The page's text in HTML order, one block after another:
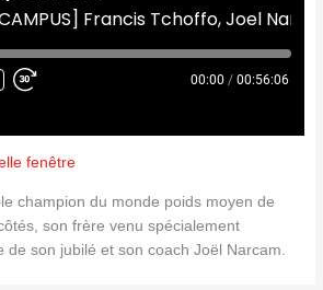
00:00 / 00:56:06
fenêtre
champion du monde poids moyen de
son frère venu spécialement
de son jubilé et son coach Joël Narcam.